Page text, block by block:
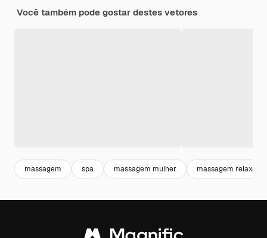
Você também pode gostar destes vetores
massagem spa massagem mulher massagem relaxante